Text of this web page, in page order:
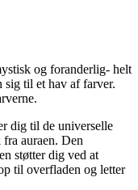
og foranderlig- helt
sig til et hav af farver.
dig til de universelle
auraen. Den
støtter dig ved at
til overfladen og letter